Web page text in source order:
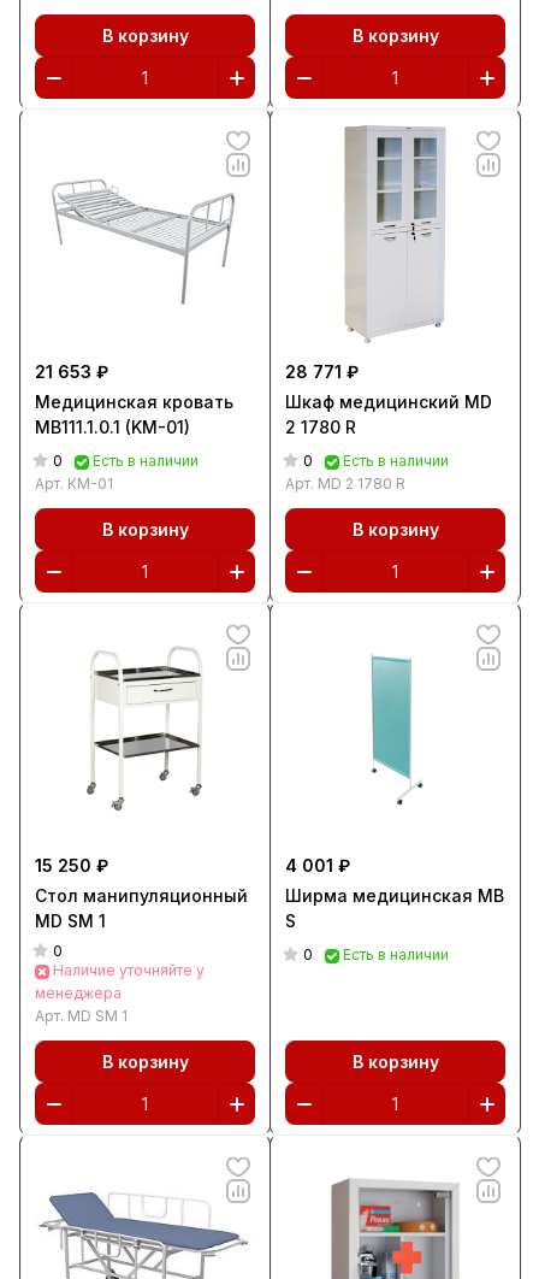
В корзину В корзину
21 653 ₽
Медицинская кровать
MB111.1.0.1 (KM-01)
0
Есть в наличии
Арт. КМ-01
В корзину
28 771 ₽
Шкаф медицинский MD
2 1780 R
0
Есть в наличии
Арт. MD 2 1780 R
В корзину
15 250 ₽
Стол манипуляционный
MD SM 1
0
Наличие уточняйте у
менеджера
Арт. MD SM 1
В корзину
4 001 ₽
Ширма медицинская MB
S
0 Есть в наличии
В корзину